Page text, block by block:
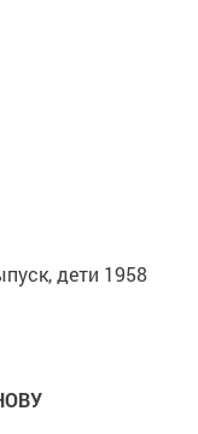
дети 1958